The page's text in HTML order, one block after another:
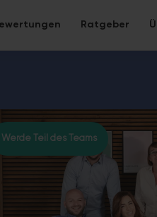
Werde Teil des Teams
Nachhaltige
Ratgeber